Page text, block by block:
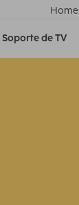
Home
Soporte de TV